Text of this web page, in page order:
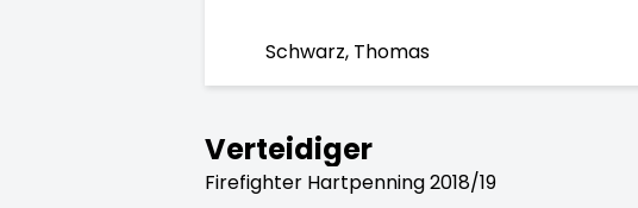
Schwarz, Thomas
Verteidiger
Firefighter Hartpenning 2018/19